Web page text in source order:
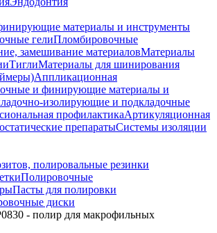
материалы и инструменты
гелиПломбировочные
замешивание материаловМатериалы
ТиглиМатериалы для шинирования
Аппликационная
и финирующие материалы и
изолирующие и подкладочные
профилактикаАртикуляционная
препаратыСистемы изоляции
полировальные резинки
Полировочные
Пасты для полировки
диски
- полир для макрофильных